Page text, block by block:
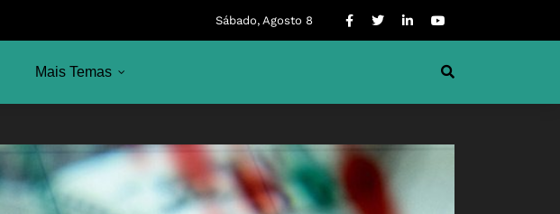
Sábado, Agosto 8
Mais Temas